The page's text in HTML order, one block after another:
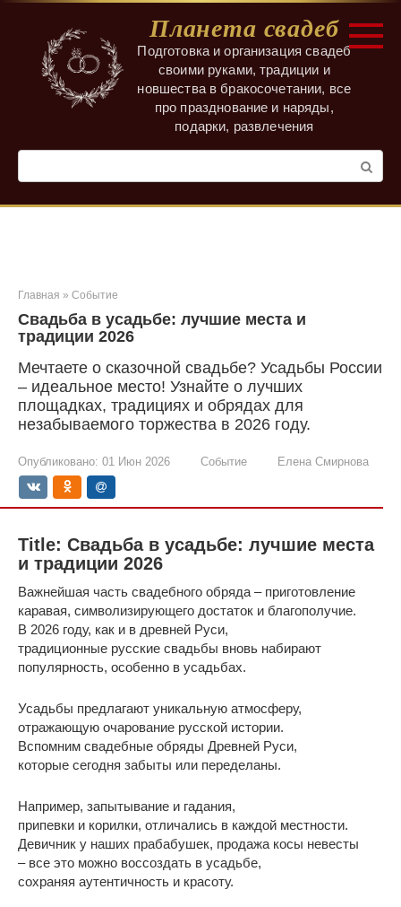
контенту
Планета свадеб
Подготовка и организация свадеб
своими руками, традиции и
новшества в бракосочетании, все
про празднование и наряды,
подарки, развлечения
Главная » Событие
Свадьба в усадьбе: лучшие места и
традиции 2026
Мечтаете о сказочной свадьбе? Усадьбы России
– идеальное место! Узнайте о лучших
площадках, традициях и обрядах для
незабываемого торжества в 2026 году.
Опубликовано: 01 Июн 2026 Событие Елена Смирнова
Title: Свадьба в усадьбе: лучшие места
и традиции 2026
Важнейшая часть свадебного обряда – приготовление
каравая, символизирующего достаток и благополучие.
В 2026 году, как и в древней Руси,
традиционные русские свадьбы вновь набирают
популярность, особенно в усадьбах.
Усадьбы предлагают уникальную атмосферу,
отражающую очарование русской истории.
Вспомним свадебные обряды Древней Руси,
которые сегодня забыты или переделаны.
Например, запытывание и гадания,
припевки и корилки, отличались в каждой местности.
Девичник у наших прабабушек, продажа косы невесты
– все это можно воссоздать в усадьбе,
сохраняя аутентичность и красоту.